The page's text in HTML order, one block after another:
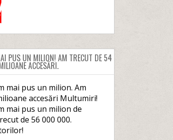
PUS UN MILION! AM TRECUT DE 54
ACCESĂRI.
mai pus un milion. Am
accesări Multumiri!
mai pus un milion de
de 56 000 000.